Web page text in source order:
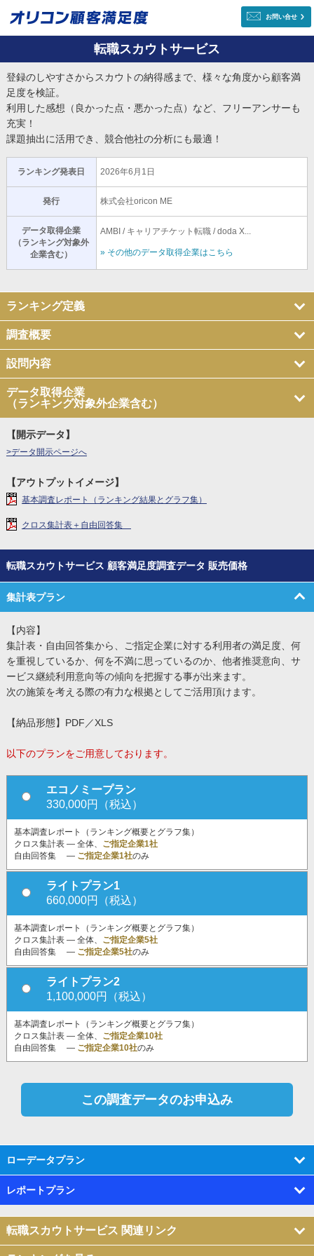
お問い合せ
転職スカウトサービス
登録のしやすさからスカウトの納得感まで、様々な角度から顧客満
足度を検証。
利用した感想（良かった点・悪かった点）など、フリーアンサーも
充実！
課題抽出に活用でき、競合他社の分析にも最適！
ランキング発表日 2026年6月1日
発行 株式会社oricon ME
データ取得企業
（ランキング対象外
企業含む）
AMBI / キャリアチケット転職 / doda X...
» その他のデータ取得企業はこちら
ランキング定義
調査概要
設問内容
データ取得企業
（ランキング対象外企業含む）
【開示データ】
>データ開示ページへ
【アウトプットイメージ】
基本調査レポート（ランキング結果とグラフ集）
クロス集計表＋自由回答集
転職スカウトサービス 顧客満足度調査データ 販売価格
集計表プラン
【内容】
集計表・自由回答集から、ご指定企業に対する利用者の満足度、何
を重視しているか、何を不満に思っているのか、他者推奨意向、サ
ービス継続利用意向等の傾向を把握する事が出来ます。
次の施策を考える際の有力な根拠としてご活用頂けます。
【納品形態】PDF／XLS
以下のプランをご用意しております。
エコノミープラン
330,000円（税込）
基本調査レポート（ランキング概要とグラフ集）
クロス集計表 ― 全体、 ご指定企業1社
自由回答集 ― ご指定企業1社のみ
ライトプラン1
660,000円（税込）
基本調査レポート（ランキング概要とグラフ集）
クロス集計表 ― 全体、 ご指定企業5社
自由回答集 ― ご指定企業5社のみ
ライトプラン2
1,100,000円（税込）
基本調査レポート（ランキング概要とグラフ集）
クロス集計表 ― 全体、 ご指定企業10社
自由回答集 ― ご指定企業10社のみ
ローデータプラン
レポートプラン
転職スカウトサービス 関連リンク